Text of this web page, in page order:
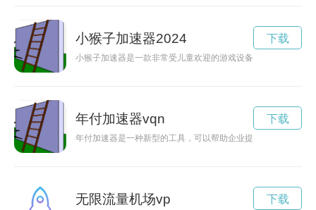
小猴子加速器2024
小猴子加速器是一款非常受儿童欢迎的游戏设备，它不仅能让
下载
年付加速器vqn
年付加速器是一种新型的工具，可以帮助企业提升工作效率，
下载
无限流量机场vp 下载